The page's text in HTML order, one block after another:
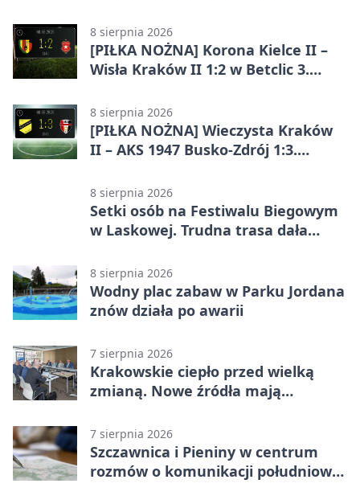
efektownym zwycięstwem
8 sierpnia 2026
[PIŁKA NOŻNA] Korona Kielce II –
Wisła Kraków II 1:2 w Betclic 3.
odwróciła losy meczu
8 sierpnia 2026
[PIŁKA NOŻNA] Wieczysta Kraków
II – AKS 1947 Busko-Zdrój 1:3.
Liga Grupa 4 (Grupa IV)
8 sierpnia 2026
Setki osób na Festiwalu Biegowym
w Laskowej. Trudna trasa dała
8 sierpnia 2026
Wodny plac zabaw w Parku Jordana
znów działa po awarii
7 sierpnia 2026
Krakowskie ciepło przed wielką
zmianą. Nowe źródła mają
7 sierpnia 2026
Szczawnica i Pieniny w centrum
rozmów o komunikacji południowej